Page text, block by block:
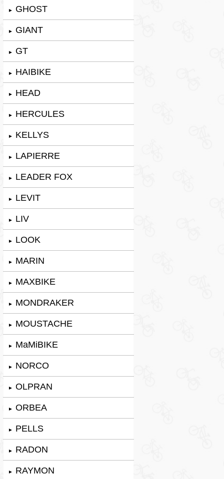
► GHOST
► GIANT
► GT
► HAIBIKE
► HEAD
► HERCULES
► KELLYS
► LAPIERRE
► LEADER FOX
► LEVIT
► LIV
► LOOK
► MARIN
► MAXBIKE
► MONDRAKER
► MOUSTACHE
► MaMiBIKE
► NORCO
► OLPRAN
► ORBEA
► PELLS
► RADON
► RAYMON